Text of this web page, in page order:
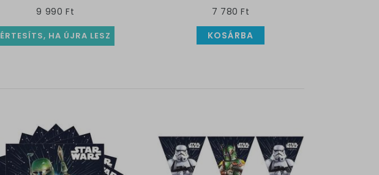
9 990 Ft
ÉRTESÍTS, HA ÚJRA LESZ
7 780 Ft
KOSÁRBA